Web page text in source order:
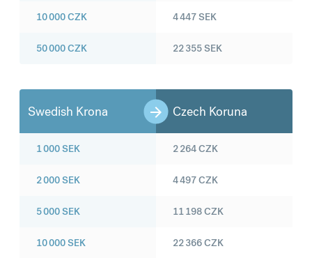
10 000CZK
50 000CZK
4 447SEK
22 355SEK
Swedish Krona Czech Koruna
1 000SEK
2 000SEK
5 000SEK
10 000SEK
2 264CZK
4 497CZK
11 198CZK
22 366CZK